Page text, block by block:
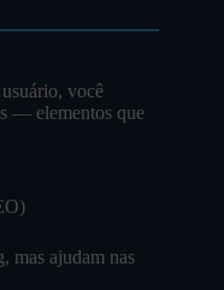
você
— elementos que
mas ajudam nas